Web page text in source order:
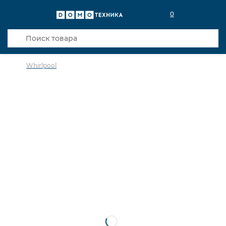
0
Whirlpool